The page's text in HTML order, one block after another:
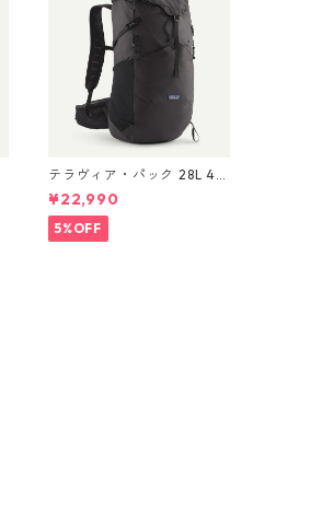
テラヴィア・パック 28L 48
911 Black
¥22,990
5%OFF